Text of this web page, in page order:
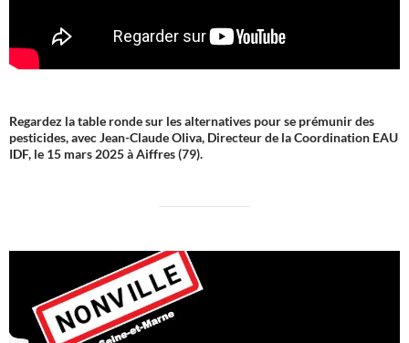
Regardez la table ronde sur les alternatives pour se prémunir des
pesticides, avec Jean-Claude Oliva, Directeur de la Coordination EAU
IDF, le 15 mars 2025 à Aiffres (79).